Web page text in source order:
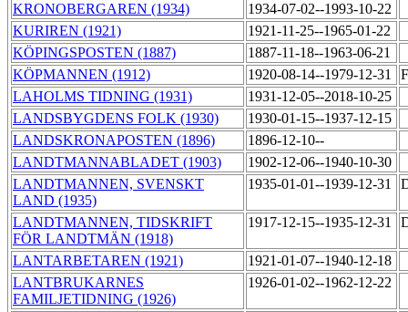
KRONOBERGAREN (1934)
1934-07-02--1993-10-22
KURIREN (1921)
1921-11-25--1965-01-22
KÖPINGSPOSTEN (1887)
1887-11-18--1963-06-21
KÖPMANNEN (1912)
1920-08-14--1979-12-31
LAHOLMS TIDNING (1931)
1931-12-05--2018-10-25
LANDSBYGDENS FOLK (1930)
1930-01-15--1937-12-15
LANDSKRONAPOSTEN (1896)
1896-12-10--
LANDTMANNABLADET (1903)
1902-12-06--1940-10-30
LANDTMANNEN, SVENSKT
LAND (1935)
1935-01-01--1939-12-31
LANDTMANNEN, TIDSKRIFT
FÖR LANDTMÄN (1918)
1917-12-15--1935-12-31
LANTARBETAREN (1921)
1921-01-07--1940-12-18
LANTBRUKARNES
FAMILJETIDNING (1926)
1926-01-02--1962-12-22